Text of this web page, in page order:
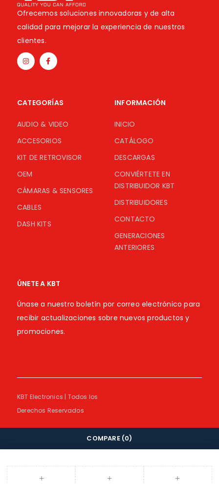
Ofrecemos soluciones innovadoras y de alta
calidad para mejorar la experiencia de nuestros
clientes.
CATEGORÍAS
AUDIO & VIDEO
ACCESORIOS
KIT DE RETROVISOR
OEM
CÁMARAS & SENSORES
CABLES
DASH KITS
INFORMACIÓN
INICIO
CATÁLOGO
DESCARGAS
CONVIÉRTETE EN
DISTRIBUIDOR KBT
DISTRIBUIDORES
CONTACTO
GENERACIONES
ANTERIORES
ÚNETE A KBT
Únase a nuestro boletín por correo electrónico para
recibir actualizaciones sobre nuevos productos y
promociones.
KBT Electronics | Todos los
Derechos Reservados
COMPARE (0)